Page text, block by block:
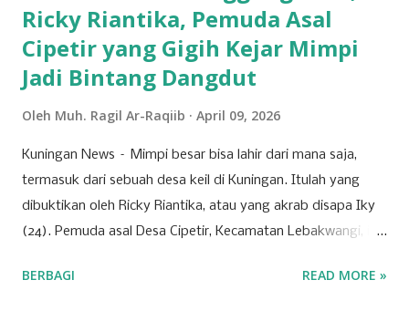
Ricky Riantika, Pemuda Asal
Cipetir yang Gigih Kejar Mimpi
Jadi Bintang Dangdut
Oleh Muh. Ragil Ar-Raqiib April 09, 2026
Kuningan News – Mimpi besar bisa lahir dari mana saja,
termasuk dari sebuah desa keil di Kuningan. Itulah yang
dibuktikan oleh Ricky Riantika, atau yang akrab disapa Iky
(24). Pemuda asal Desa Cipetir, Kecamatan Lebakwangi, ini
ketatnya persaingan di dunia hiburan nasional. Nama Iky
BERBAGI READ MORE »